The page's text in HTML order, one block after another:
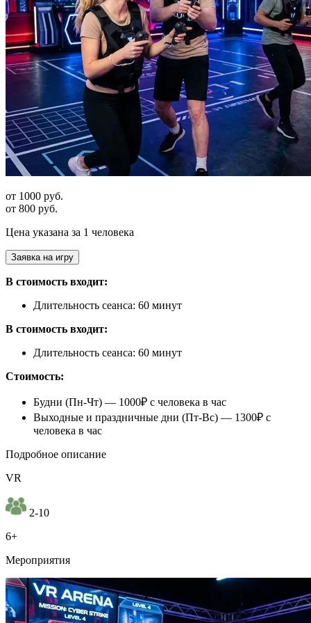
от 1000 руб.
от 800 руб.
Цена указана за 1 человека
Заявка на игру
В стоимость входит:
Длительность сеанса: 60 минут
В стоимость входит:
Длительность сеанса: 60 минут
Стоимость:
Будни (Пн-Чт) — 1000₽ с человека в час
Выходные и праздничные дни (Пт-Вс) — 1300₽ с
человека в час
Подробное описание
VR
2-10
6+
Мероприятия